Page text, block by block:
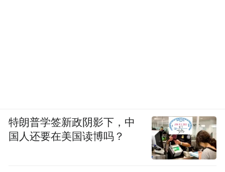
特朗普学签新政阴影下，中
国人还要在美国读博吗？